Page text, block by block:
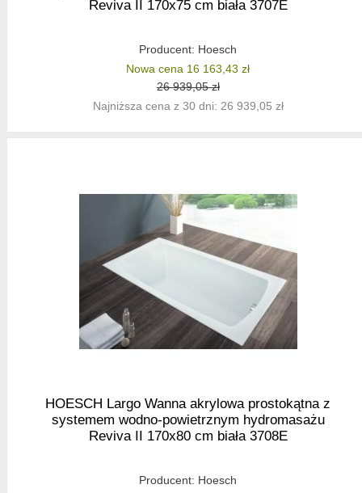
Reviva II 170x75 cm biała 3707E
Producent: Hoesch
Nowa cena 16 163,43 zł
26 939,05 zł
Najniższa cena z 30 dni: 26 939,05 zł
HOESCH Largo Wanna akrylowa prostokątna z
systemem wodno-powietrznym hydromasażu
Reviva II 170x80 cm biała 3708E
Producent: Hoesch